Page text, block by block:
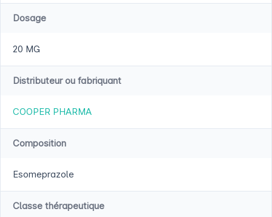
Dosage
20 MG
Distributeur ou fabriquant
COOPER PHARMA
Composition
Esomeprazole
Classe thérapeutique